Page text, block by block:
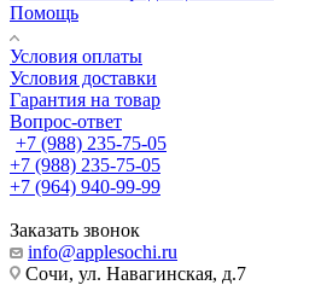
Помощь
Условия оплаты
Условия доставки
Гарантия на товар
Вопрос-ответ
+7 (988) 235-75-05
+7 (988) 235-75-05
+7 (964) 940-99-99
Заказать звонок
info@applesochi.ru
Сочи, ул. Навагинская, д.7